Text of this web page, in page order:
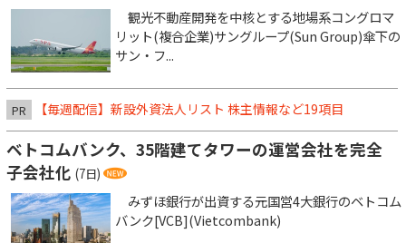
観光不動産開発を中核とする地場系コングロマ
リット(複合企業)サングループ(Sun Group)傘下の
サン・フ...
PR 【毎週配信】新設外資法人リスト 株主情報など19項目
ベトコムバンク、35階建てタワーの運営会社を完全
子会社化 (7日)
みずほ銀行が出資する元国営4大銀行のベトコム
バンク[VCB](Vietcombank)